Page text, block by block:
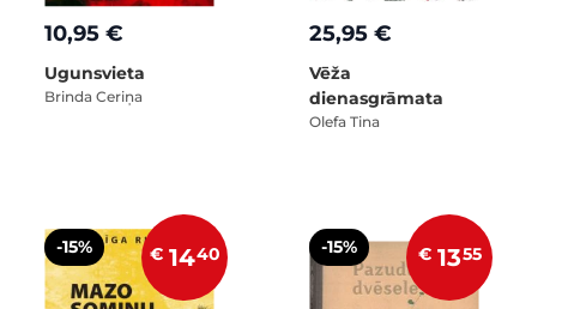
10,95 €
Ugunsvieta
Brinda Ceriņa
25,95 €
Vēža
dienasgrāmata
Olefa Tina
-15% € 1440 -15% € 1355